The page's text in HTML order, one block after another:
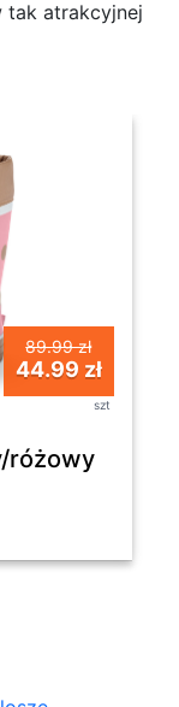
tak atrakcyjnej
89.99 zł
44.99 zł
szt
różowy